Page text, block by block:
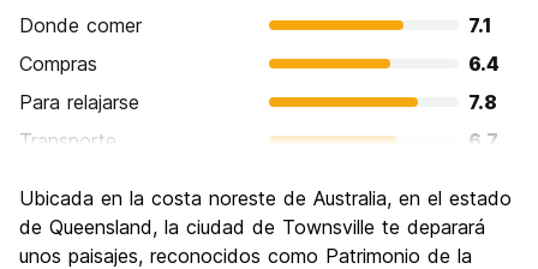
Donde comer
7.1
Compras
6.4
Para relajarse
7.8
Transporte
6.7
Cultura
6.4
Fiesta
6.6
Ubicada en la costa noreste de Australia, en el estado
de Queensland, la ciudad de Townsville te deparará
unos paisajes, reconocidos como Patrimonio de la